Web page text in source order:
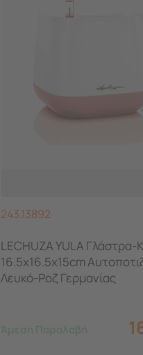
243.13892
LECHUZA YULA
16.5x16.5x15cm
Λευκό-Ροζ Γερμανίας
Άμεση Παραλαβή